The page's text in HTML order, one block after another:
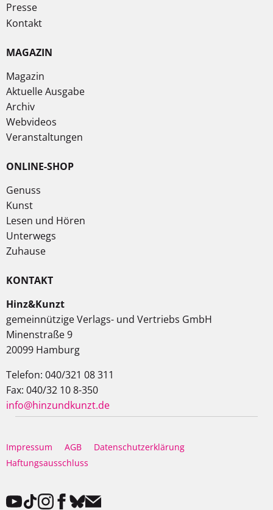
Presse
Kontakt
MAGAZIN
Magazin
Aktuelle Ausgabe
Archiv
Webvideos
Veranstaltungen
ONLINE-SHOP
Genuss
Kunst
Lesen und Hören
Unterwegs
Zuhause
KONTAKT
Hinz&Kunzt
gemeinnützige Verlags- und Vertriebs GmbH
Minenstraße 9
20099 Hamburg
Telefon: 040/321 08 311
Fax: 040/32 10 8-350
info@hinzundkunzt.de
Impressum AGB
Datenschutzerklärung
Haftungsausschluss